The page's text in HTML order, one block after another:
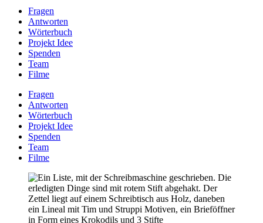
Fragen
Antworten
Wörterbuch
Projekt Idee
Spenden
Team
Filme
Fragen
Antworten
Wörterbuch
Projekt Idee
Spenden
Team
Filme